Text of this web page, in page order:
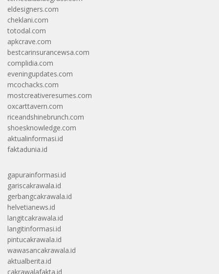
eldesigners.com
cheklani.com
totodal.com
apkcrave.com
bestcarinsurancewsa.com
complidia.com
eveningupdates.com
mcochacks.com
mostcreativeresumes.com
oxcarttavern.com
riceandshinebrunch.com
shoesknowledge.com
aktualinformasi.id
faktadunia.id
gapurainformasi.id
gariscakrawala.id
gerbangcakrawala.id
helvetianews.id
langitcakrawala.id
langitinformasi.id
pintucakrawala.id
wawasancakrawala.id
aktualberita.id
cakrawalafakta.id